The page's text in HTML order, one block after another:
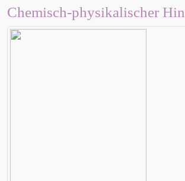
Chemisch-physikalischer